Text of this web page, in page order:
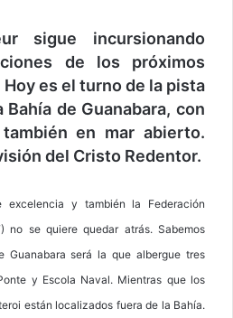
sigue incursionando
de los próximos
es el turno de la pista
de Guanabara, con
en mar abierto.
del Cristo Redentor.
y también la Federación
no se quiere quedar atrás. Sabemos
Guanabara será la que albergue tres
y Escola Naval. Mientras que los
están localizados fuera de la Bahía.